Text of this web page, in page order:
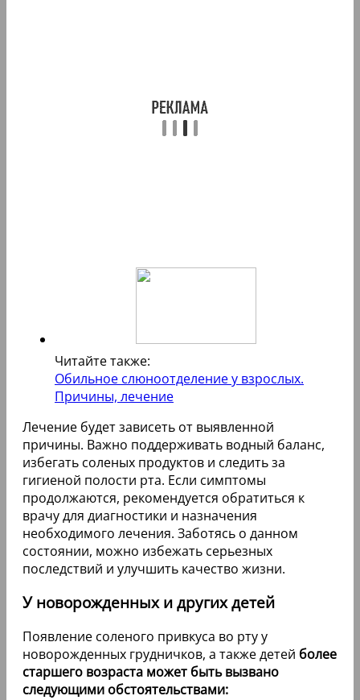
Читайте также:
Обильное слюноотделение у взрослых.
Причины, лечение
Лечение будет зависеть от выявленной
причины. Важно поддерживать водный баланс,
избегать соленых продуктов и следить за
гигиеной полости рта. Если симптомы
продолжаются, рекомендуется обратиться к
врачу для диагностики и назначения
необходимого лечения. Заботясь о данном
состоянии, можно избежать серьезных
последствий и улучшить качество жизни.
У новорожденных и других детей
Появление соленого привкуса во рту у
новорожденных грудничков, а также детей более
старшего возраста может быть вызвано
следующими обстоятельствами: